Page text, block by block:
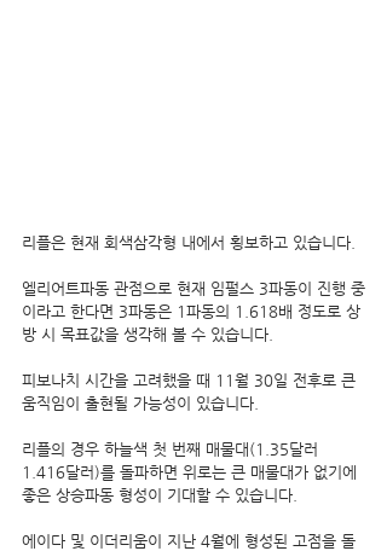
리플은 현재 회색삼각형 내에서 횡보하고 있습니다.
엘리어트파동 관점으로 현재 임펄스 3파동이 진행 중
이라고 한다면 3파동은 1파동의 1.618배 정도로 상
방 시 목표값을 생각해 볼 수 있습니다.
피보나치 시간을 고려했을 때 11월 30일 전후로 큰
움직임이 출현될 가능성이 있습니다.
리플의 경우 하늘색 첫 번째 매물대(1.35달러
1.416달러)를 돌파하면 위로는 큰 매물대가 없기에
좋은 상승파동 형성이 기대할 수 있습니다.
에이다 및 이더리움이 지난 4월에 형성된 고점을 돌